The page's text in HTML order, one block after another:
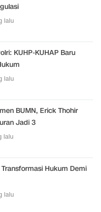
lalu
KUHP-KUHAP Baru
lalu
BUMN, Erick Thohir
Jadi 3
lalu
Hukum Demi
lalu